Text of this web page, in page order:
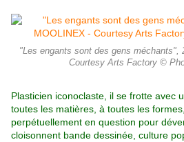
"Les engants sont des gens méchants",
Courtesy Arts Factory ©
Plasticien iconoclaste, il se frotte avec
toutes les matières, à toutes les
perpétuellement en question pour
cloisonnent bande dessinée, culture